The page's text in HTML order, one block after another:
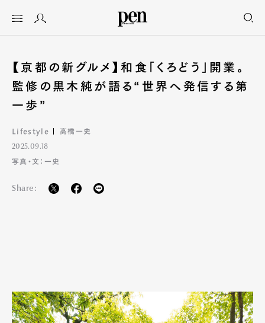
【京都の新グルメ】和食「くろどう」開業。
監修の黒木純が語る“世界へ発信する第
一歩”
Lifestyle 高橋一史
2025.09.18
写真・文：一史
Share: